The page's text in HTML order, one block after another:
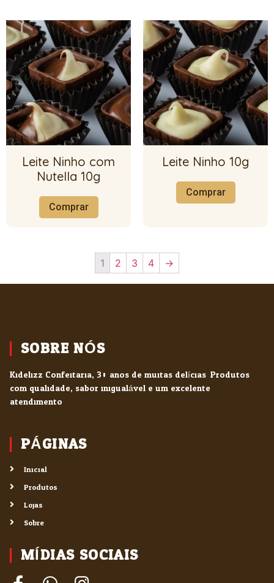
Leite Ninho com
Nutella 10g
Comprar
Leite Ninho 10g
Comprar
1 2 3 4 →
SOBRE NÓS
Kidelizz Confeitaria, 30 anos de muitas delícias. Produtos
com qualidade, sabor inigualável e um excelente
atendimento.
PÁGINAS
Inicial
Produtos
Lojas
Sobre
MÍDIAS SOCIAIS